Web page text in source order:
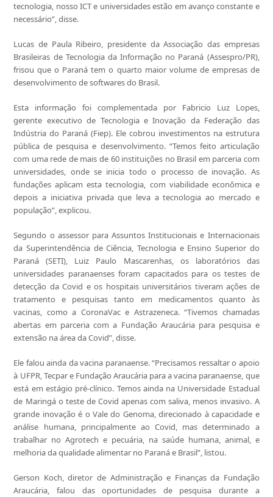
tecnologia, nosso ICT e universidades estão em avanço constante e
necessário”, disse.
Lucas de Paula Ribeiro, presidente da Associação das empresas
Brasileiras de Tecnologia da Informação no Paraná (Assespro/PR),
frisou que o Paraná tem o quarto maior volume de empresas de
desenvolvimento de softwares do Brasil.
Esta informação foi complementada por Fabricio Luz Lopes,
gerente executivo de Tecnologia e Inovação da Federação das
Indústria do Paraná (Fiep). Ele cobrou investimentos na estrutura
pública de pesquisa e desenvolvimento. “Temos feito articulação
com uma rede de mais de 60 instituições no Brasil em parceria com
universidades, onde se inicia todo o processo de inovação. As
fundações aplicam esta tecnologia, com viabilidade econômica e
depois a iniciativa privada que leva a tecnologia ao mercado e
população”, explicou.
Segundo o assessor para Assuntos Institucionais e Internacionais
da Superintendência de Ciência, Tecnologia e Ensino Superior do
Paraná (SETI), Luiz Paulo Mascarenhas, os laboratórios das
universidades paranaenses foram capacitados para os testes de
detecção da Covid e os hospitais universitários tiveram ações de
tratamento e pesquisas tanto em medicamentos quanto às
vacinas, como a CoronaVac e Astrazeneca. “Tivemos chamadas
abertas em parceria com a Fundação Araucária para pesquisa e
extensão na área da Covid”, disse.
Ele falou ainda da vacina paranaense. “Precisamos ressaltar o apoio
à UFPR, Tecpar e Fundação Araucária para a vacina paranaense, que
está em estágio pré-clínico. Temos ainda na Universidade Estadual
de Maringá o teste de Covid apenas com saliva, menos invasivo. A
grande inovação é o Vale do Genoma, direcionado à capacidade e
análise humana, principalmente ao Covid, mas determinado a
trabalhar no Agrotech e pecuária, na saúde humana, animal, e
melhoria da qualidade alimentar no Paraná e Brasil”, listou.
Gerson Koch, diretor de Administração e Finanças da Fundação
Araucária, falou das oportunidades de pesquisa durante a